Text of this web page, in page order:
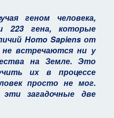
геном человека,
223 гена, которые
Homo Sapiens от
встречаются ни у
на Земле. Это
их в процессе
просто не мог.
загадочные две